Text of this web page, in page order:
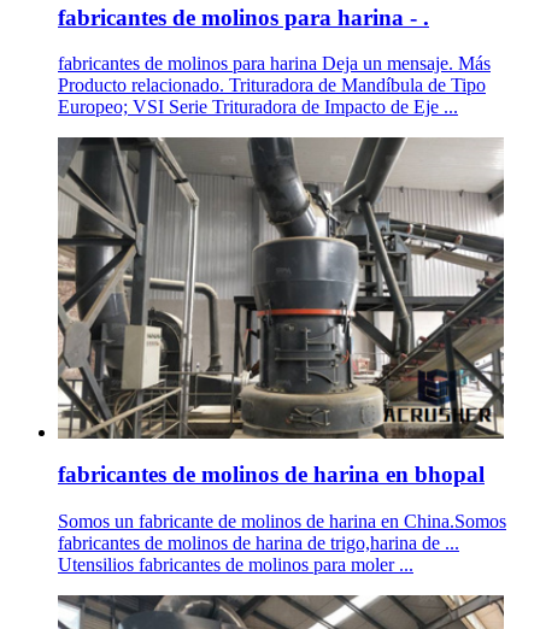
fabricantes de molinos para harina - .
fabricantes de molinos para harina Deja un mensaje. Más
Producto relacionado. Trituradora de Mandíbula de Tipo
Europeo; VSI Serie Trituradora de Impacto de Eje ...
fabricantes de molinos de harina en bhopal
Somos un fabricante de molinos de harina en China.Somos
fabricantes de molinos de harina de trigo,harina de ...
Utensilios fabricantes de molinos para moler ...